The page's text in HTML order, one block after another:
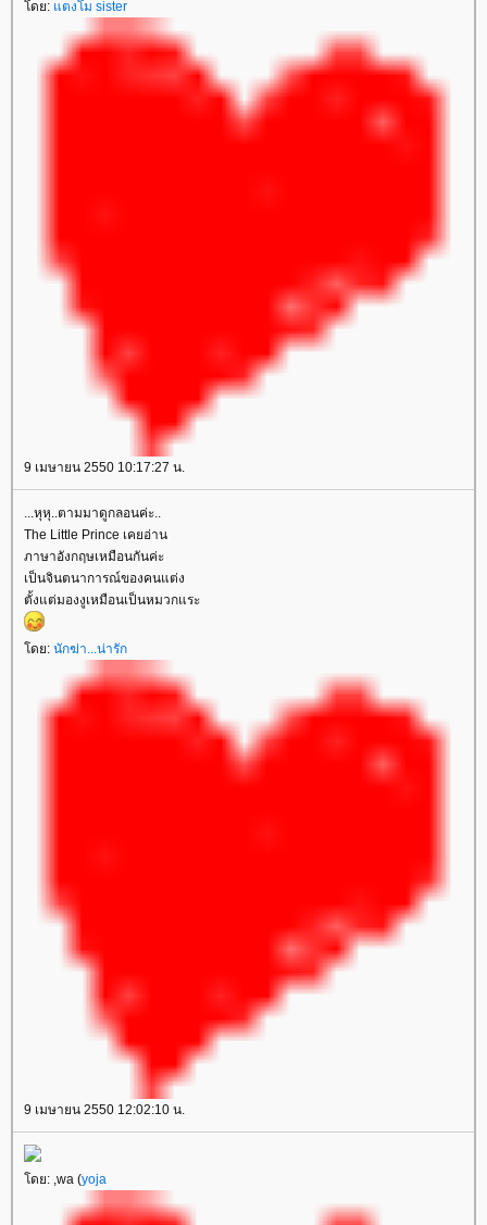
ดย: ตงโม sister
9 เมษายน 2550 10:17:27 น.
...หุหุ..ตามมาดูกลอนค่ะ..
The Little Prince เคยอ่าน
ภาษาอังกฤษเหมือนกันค่ะ
เป็นจินตนาการณ์ของคนแต่ง
ตั้งแต่มองงูเหมือนเป็นหมวกแระ
ดย: นักฆ่า...น่ารัก
9 เมษายน 2550 12:02:10 น.
ดย: ,wa (yoja